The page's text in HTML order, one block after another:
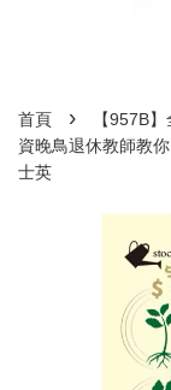
首頁 ›
【957B
資晚鳥退休教師教
士英